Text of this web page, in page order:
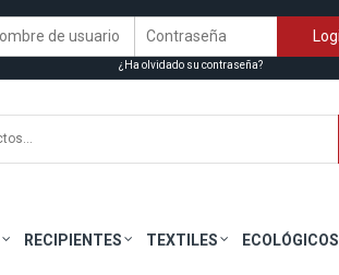
¿Ha olvidado su contraseña?
RECIPIENTES TEXTILES ECOLÓGICOS